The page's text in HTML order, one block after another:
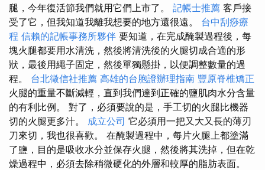
腿，今年復活節我們就用它們上市了。 記帳士推薦 客戶接
受了它，但我知道我離我想要的地方還很遠。 台中刮痧療
程 信賴的記帳事務所夥伴 要知道，在完成醃製過程後，每
塊火腿都要用水清洗，然後​​將清洗後的火腿切成合適的形
狀，最後用繩子固定，然後單獨懸掛，以便調整數量的過
程。 台北徵信社推薦 高雄的台胞證辦理指南 豐原脊椎矯正
火腿的重量不斷減輕，直到我們達到正確的鹽肌肉水分含量
的有利比例。 對了，必須要說的是，手工切的火腿比機器
切的火腿更多汁。 成立公司 它必須用一把又大又長的薄刃
刀來切，我也很喜歡。 在醃製過程中，每片火腿上都塗滿
了鹽，目的是吸收水分並保存火腿，然後將其洗掉，但在乾
燥過程中，必須去除稍微硬化的外層和較厚的脂肪表面。